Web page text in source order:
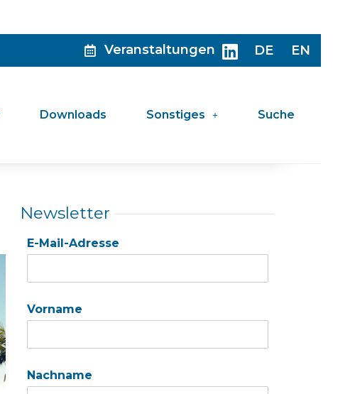
Veranstaltungen DE EN
Downloads Sonstiges Suche
Newsletter
E-Mail-Adresse
Vorname
Nachname